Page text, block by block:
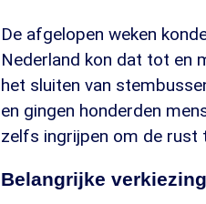
De afgelopen weken
Nederland kon dat tot en
het sluiten van
en gingen honderden
zelfs ingrijpen om de rust
Belangrijke